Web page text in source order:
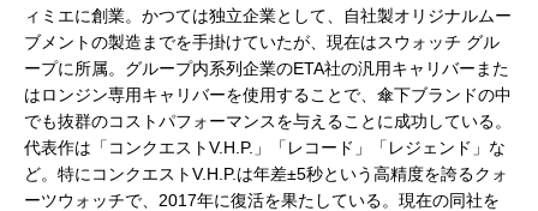
ィミエに創業。かつては独立企業として、自社製オリジナルムー
ブメントの製造までを手掛けていたが、現在はスウォッチ グル
ープに所属。グループ内系列企業のETA社の汎用キャリバーまた
はロンジン専用キャリバーを使用することで、傘下ブランドの中
でも抜群のコストパフォーマンスを与えることに成功している。
代表作は「コンクエストV.H.P.」「レコード」「レジェンド」な
ど。特にコンクエストV.H.P.は年差±5秒という高精度を誇るクォ
ーツウォッチで、2017年に復活を果たしている。現在の同社を